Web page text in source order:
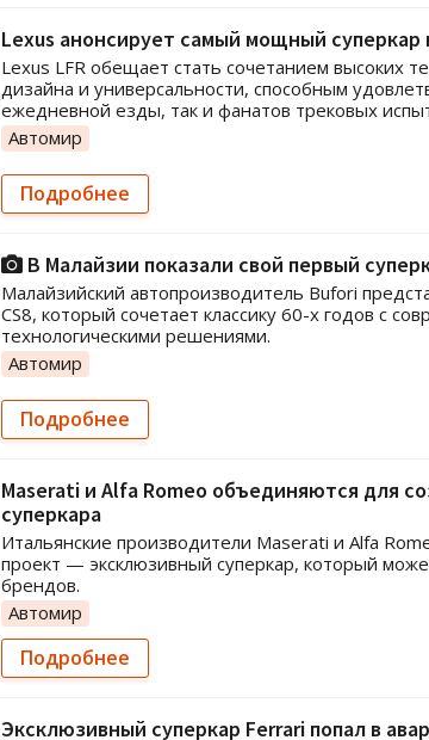
Lexus анонсирует самый мощный суперкар
Lexus LFR обещает стать сочетанием высоких
дизайна и универсальности, способным
ежедневной езды, так и фанатов трековых
Автомир
Подробнее
В Малайзии показали свой первый
Малайзийский автопроизводитель Bufori
CS8, который сочетает классику 60-х годов с
технологическими решениями.
Автомир
Подробнее
Maserati и Alfa Romeo объединяются для
суперкара
Итальянские производители Maserati и Alfa
проект — эксклюзивный суперкар, который
брендов.
Автомир
Подробнее
Эксклюзивный суперкар Ferrari попал в